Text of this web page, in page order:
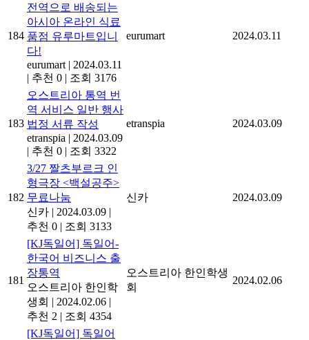
184
전역으로 배송되는
아시아 온라인 식료
품점 유루마트입니
다!
eurumart | 2024.03.11
| 추천 0 | 조회 3176
eurumart 2024.03.11
183
오스트리아 통역 번
역 서비스 일반 행사
법정 서류 작성
etranspia | 2024.03.09
| 추천 0 | 조회 3322
etranspia 2024.03.09
182
3/27 짤츠부르크 인
형극장 <백설공주>
무료나눔
신카 | 2024.03.09 |
추천 0 | 조회 3133
신카 2024.03.09
181
[KJ독일어] 독일어-
한국어 비즈니스 출
장통역
오스트리아 한인학
생회 | 2024.02.06 |
추천 2 | 조회 4354
오스트리아 한인학생
회
2024.02.06
[KJ독일어] 독일어